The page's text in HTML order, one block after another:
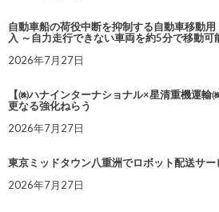
自動車船の荷役中断を抑制する自動車移動
入 ～自力走行できない車両を約5分で移動可
2026年7月27日
【㈱ハナインターナショナル×星清重機運
更なる強化ねらう
2026年7月27日
東京ミッドタウン八重洲でロボット配送サ
2026年7月27日